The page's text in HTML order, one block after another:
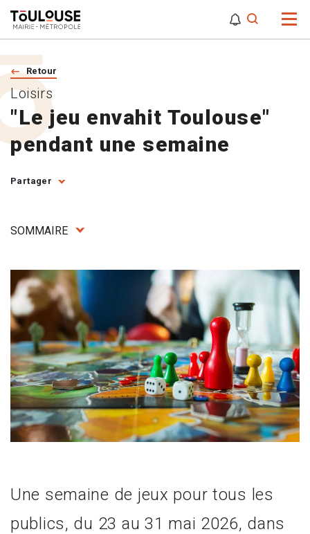
Retour
"Le jeu envahit Toulouse"
pendant une semaine
Loisirs
Partager
SOMMAIRE
Une semaine de jeux pour tous les
publics, du 23 au 31 mai 2026, dans